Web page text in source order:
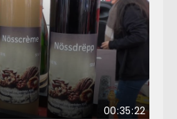
00:35:22